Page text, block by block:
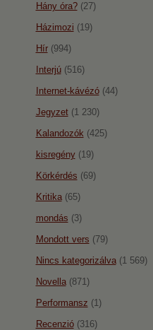
Hány óra?(27)
Házimozi (19)
Hír(994)
Interjú(516)
Internet-kávézó(44)
Jegyzet(1 230)
Kalandozók (425)
kisregény(19)
Körkérdés (69)
Kritika(65)
mondás (3)
Mondott vers (79)
Nincs kategorizálva(1 569)
Novella(871)
Performansz (1)
Recenzió(316)